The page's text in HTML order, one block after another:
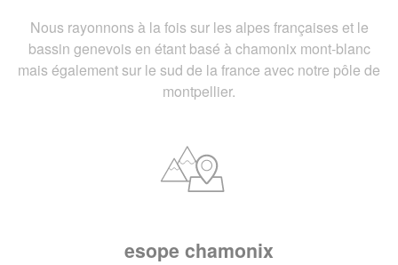
Nous rayonnons à la fois sur les alpes françaises et le
bassin genevois en étant basé à chamonix mont-blanc
mais également sur le sud de la france avec notre pôle de
montpellier.
esope chamonix